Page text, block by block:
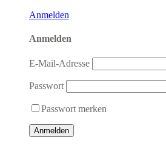
Anmelden
Anmelden
E-Mail-Adresse
Passwort
Passwort merken
Anmelden